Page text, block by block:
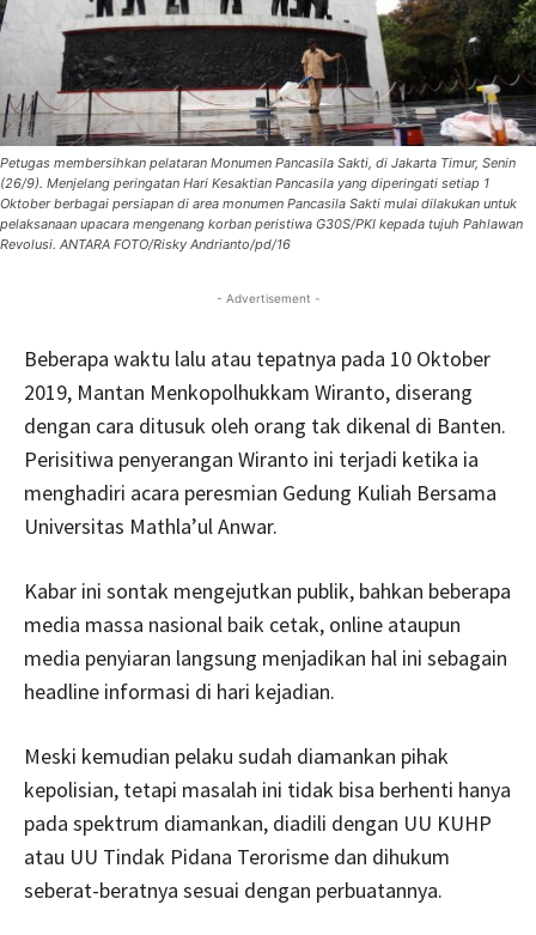
Petugas membersihkan pelataran Monumen Pancasila Sakti, di Jakarta Timur, Senin
(26/9). Menjelang peringatan Hari Kesaktian Pancasila yang diperingati setiap 1
Oktober berbagai persiapan di area monumen Pancasila Sakti mulai dilakukan untuk
pelaksanaan upacara mengenang korban peristiwa G30S/PKI kepada tujuh Pahlawan
Revolusi. ANTARA FOTO/Risky Andrianto/pd/16
- Advertisement -
Beberapa waktu lalu atau tepatnya pada 10 Oktober
2019, Mantan Menkopolhukkam Wiranto, diserang
dengan cara ditusuk oleh orang tak dikenal di Banten.
Perisitiwa penyerangan Wiranto ini terjadi ketika ia
menghadiri acara peresmian Gedung Kuliah Bersama
Universitas Mathla’ul Anwar.
Kabar ini sontak mengejutkan publik, bahkan beberapa
media massa nasional baik cetak, online ataupun
media penyiaran langsung menjadikan hal ini sebagain
headline informasi di hari kejadian.
Meski kemudian pelaku sudah diamankan pihak
kepolisian, tetapi masalah ini tidak bisa berhenti hanya
pada spektrum diamankan, diadili dengan UU KUHP
atau UU Tindak Pidana Terorisme dan dihukum
seberat-beratnya sesuai dengan perbuatannya.